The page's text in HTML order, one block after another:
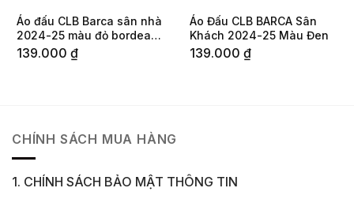
Áo đấu CLB Barca sân nhà
2024-25 màu đỏ bordeaux
xanh navy
139.000 ₫
Áo Đấu CLB BARCA Sân
Khách 2024-25 Màu Đen
139.000 ₫
CHÍNH SÁCH MUA HÀNG
1. CHÍNH SÁCH BẢO MẬT THÔNG TIN